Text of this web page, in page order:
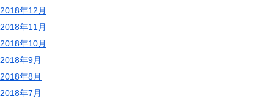
2018年12月
2018年11月
2018年10月
2018年9月
2018年8月
2018年7月